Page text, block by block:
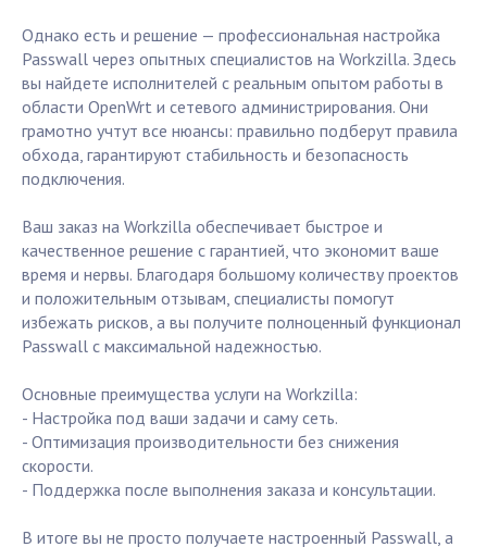
Однако есть и решение — профессиональная настройка
Passwall через опытных специалистов на Workzilla. Здесь
вы найдете исполнителей с реальным опытом работы в
области OpenWrt и сетевого администрирования. Они
грамотно учтут все нюансы: правильно подберут правила
обхода, гарантируют стабильность и безопасность
подключения.
Ваш заказ на Workzilla обеспечивает быстрое и
качественное решение с гарантией, что экономит ваше
время и нервы. Благодаря большому количеству проектов
и положительным отзывам, специалисты помогут
избежать рисков, а вы получите полноценный функционал
Passwall с максимальной надежностью.
Основные преимущества услуги на Workzilla:
- Настройка под ваши задачи и саму сеть.
- Оптимизация производительности без снижения
скорости.
- Поддержка после выполнения заказа и консультации.
В итоге вы не просто получаете настроенный Passwall, а